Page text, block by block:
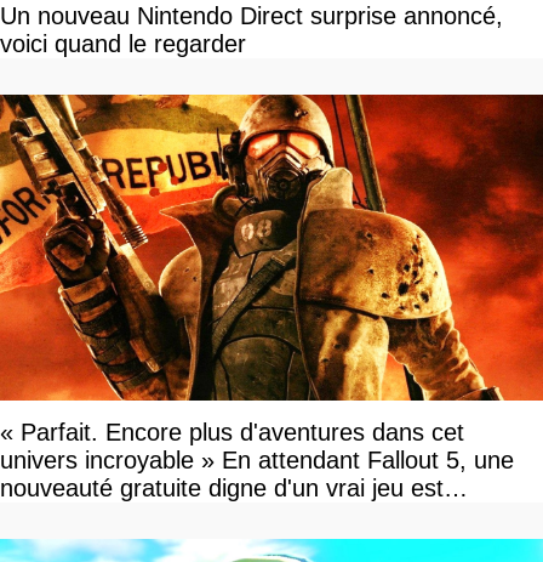
Un nouveau Nintendo Direct surprise annoncé,
voici quand le regarder
« Parfait. Encore plus d'aventures dans cet
univers incroyable » En attendant Fallout 5, une
nouveauté gratuite digne d'un vrai jeu est